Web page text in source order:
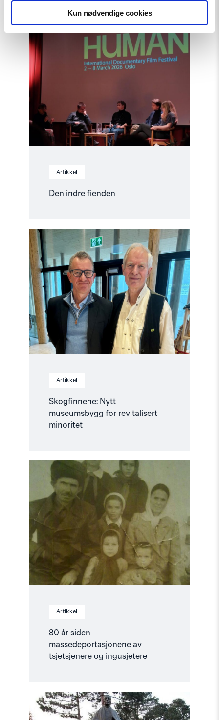
Kun nødvendige cookies
Artikkel
Den indre fienden
Read
article
indre
fienden"
Artikkel
Skogfinnene: Nytt
museumsbygg for revitalisert
minoritet
"Skogfinnene:
Nytt
museumsbygg
for
revitalisert
minoritet"
Artikkel
80 år siden
massedeportasjonene av
tsjetsjenere og ingusjetere
Read
article
siden
massedeportasjonene
av
tsjetsjenere
og
ingusjetere"
Read
article
"80